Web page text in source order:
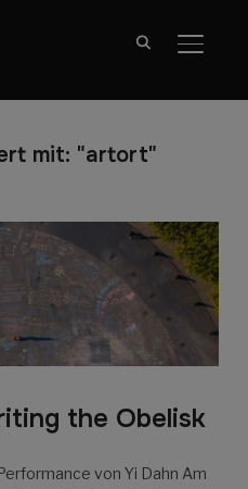
mit: "artort"
the Obelisk
von Yi Dahn Am